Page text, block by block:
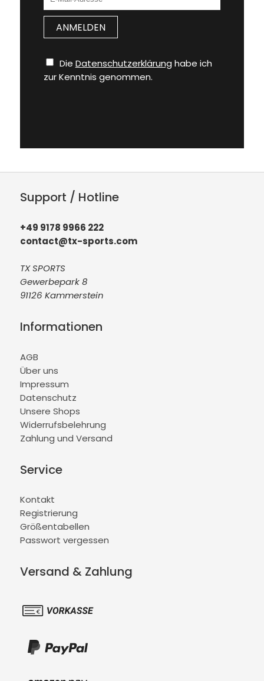
Die Datenschutzerklärung habe ich
zur Kenntnis genommen.
Support / Hotline
+49 9178 9966 222
contact@tx-sports.com
TX SPORTS
Gewerbepark 8
91126 Kammerstein
Informationen
AGB
Über uns
Impressum
Datenschutz
Unsere Shops
Widerrufsbelehrung
Zahlung und Versand
Service
Kontakt
Registrierung
Größentabellen
Passwort vergessen
Versand & Zahlung